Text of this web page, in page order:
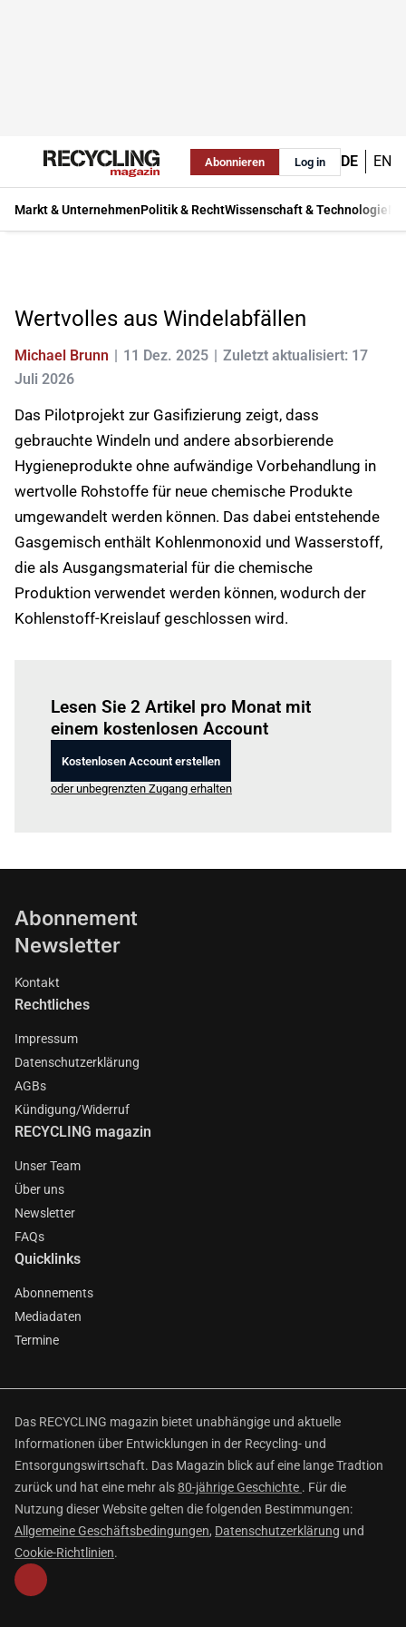
Abonnieren Log in DE EN
Markt & UnternehmenPolitik & RechtWissenschaft & Technologie
Wertvolles aus Windelabfällen
Michael Brunn 11 Dez. 2025
Zuletzt aktualisiert: 17
Juli 2026
Das Pilotprojekt zur Gasifizierung zeigt, dass
gebrauchte Windeln und andere absorbierende
Hygieneprodukte ohne aufwändige Vorbehandlung in
wertvolle Rohstoffe für neue chemische Produkte
umgewandelt werden können. Das dabei entstehende
Gasgemisch enthält Kohlenmonoxid und Wasserstoff,
die als Ausgangsmaterial für die chemische
Produktion verwendet werden können, wodurch der
Kohlenstoff-Kreislauf geschlossen wird.
Lesen Sie 2 Artikel pro Monat mit
einem kostenlosen Account
Kostenlosen Account erstellen
oder unbegrenzten Zugang erhalten
Abonnement
Newsletter
Kontakt
Rechtliches
Impressum
Datenschutzerklärung
AGBs
Kündigung/Widerruf
RECYCLING magazin
Unser Team
Über uns
Newsletter
FAQs
Quicklinks
Abonnements
Mediadaten
Termine
Das RECYCLING magazin bietet unabhängige und aktuelle
Informationen über Entwicklungen in der Recycling- und
Entsorgungswirtschaft. Das Magazin blick auf eine lange Tradtion
zurück und hat eine mehr als80-jährige Geschichte . Für die
Nutzung dieser Website gelten die folgenden Bestimmungen:
Allgemeine Geschäftsbedingungen, Datenschutzerklärung und
Cookie-Richtlinien.